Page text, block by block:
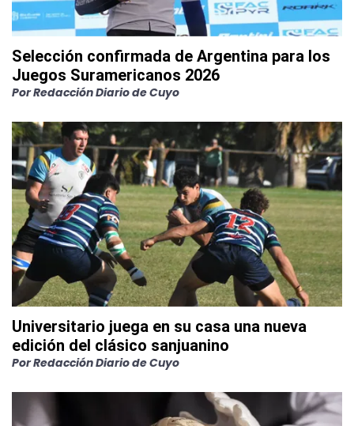
Selección confirmada de Argentina para los
Juegos Suramericanos 2026
PorRedacción Diario de Cuyo
Universitario juega en su casa una nueva
edición del clásico sanjuanino
PorRedacción Diario de Cuyo